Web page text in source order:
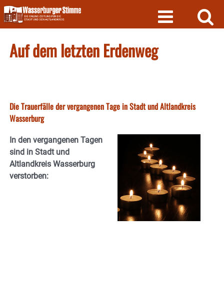
Skip
to
content
Auf dem letzten Erdenweg
Die Trauerfälle der vergangenen Tage in Stadt und Altlandkreis
Wasserburg
In den vergangenen Tagen
sind in Stadt und
Altlandkreis Wasserburg
verstorben: